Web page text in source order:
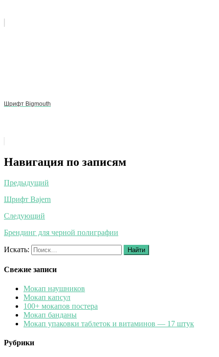
Шрифт Bigmouth
Навигация по записям
Предыдущий
Шрифт Bajern
Следующий
Брендинг для черной полиграфии
Искать: Найти
Свежие записи
Мокап наушников
Мокап капсул
100+ мокапов постера
Мокап банданы
Мокап упаковки таблеток и витаминов — 17 штук
Рубрики